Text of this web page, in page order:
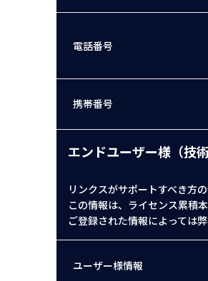
電話番号
携帯番号
エンドユーザー様（技
リンクスがサポートすべき方
この情報は、ライセンス累積
ご登録された情報によっては
ユーザー様情報